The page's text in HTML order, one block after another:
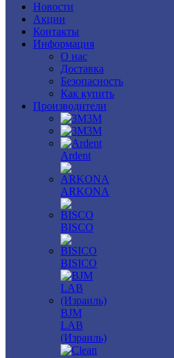
Новости
Акции
Контакты
Информация
О нас
Доставка
Безопасность
Как купить
Производители
3M
3М
Ardent
ARKONA
BISCO
BISICO
BJM
LAB
(Израиль)